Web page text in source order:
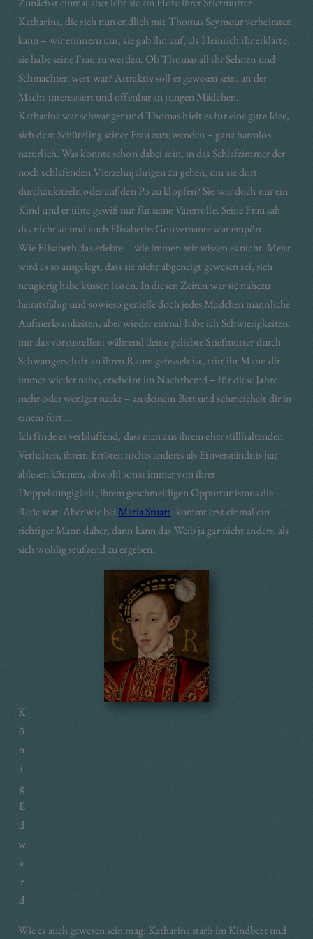
Katharina, die sich nun endlich mit Thomas Seymour verheiraten
kann – wir erinnern uns, sie gab ihn auf, als Heinrich ihr erklärte,
sie habe seine Frau zu werden. Ob Thomas all ihr Sehnen und
Schmachten wert war? Attraktiv soll er gewesen sein, an der
Macht interessiert und offenbar an jungen Mädchen.
Katharina war schwanger und Thomas hielt es für eine gute Idee,
sich dem Schützling seiner Frau zuzuwenden – ganz harmlos
natürlich. Was konnte schon dabei sein, in das Schlafzimmer der
noch schlafenden Vierzehnjährigen zu gehen, um sie dort
durchzukitzeln oder auf den Po zu klopfen? Sie war doch nur ein
Kind und er übte gewiß nur für seine Vaterrolle. Seine Frau sah
das nicht so und auch Elisabeths Gouvernante war empört.
Wie Elisabeth das erlebte – wie immer: wir wissen es nicht. Meist
wird es so ausgelegt, dass sie nicht abgeneigt gewesen sei, sich
neugierig habe küssen lassen. In diesen Zeiten war sie nahezu
heiratsfähig und sowieso genieße doch jedes Mädchen männliche
Aufmerksamkeiten, aber wieder einmal habe ich Schwierigkeiten,
mir das vorzustellen: während deine geliebte Stiefmutter durch
Schwangerschaft an ihren Raum gefesselt ist, tritt ihr Mann dir
immer wieder nahe, erscheint im Nachthemd – für diese Jahre
mehr oder weniger nackt – an deinem Bett und schmeichelt dir in
einem fort …
Ich finde es verblüffend, dass man aus ihrem eher stillhaltenden
Verhalten, ihrem Erröten nichts anderes als Einverständnis hat
ablesen können, obwohl sonst immer von ihrer
Doppelzüngigkeit, ihrem geschmeidigen Oppurtunismus die
Rede war. Aber wie bei Maria Stuart: kommt erst einmal ein
richtiger Mann daher, dann kann das Weib ja gar nicht anders, als
sich wohlig seufzend zu ergeben.
K
ö
n
i
g
E
d
w
a
r
d
Wie es auch gewesen sein mag: Katharina starb im Kindbett und